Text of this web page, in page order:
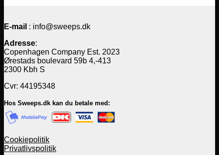
E-mail : info@sweeps.dk
Adresse:
Copenhagen Company Est. 2023
Ørestads boulevard 59b 4,-413
2300 Kbh S
Cvr: 44195348
Hos Sweeps.dk kan du betale med:
Cookiepolitik
Privatlivspolitik